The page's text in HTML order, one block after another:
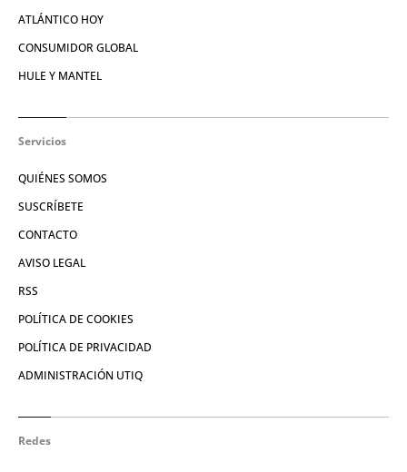
ATLÁNTICO HOY
CONSUMIDOR GLOBAL
HULE Y MANTEL
Servicios
QUIÉNES SOMOS
SUSCRÍBETE
CONTACTO
AVISO LEGAL
RSS
POLÍTICA DE COOKIES
POLÍTICA DE PRIVACIDAD
ADMINISTRACIÓN UTIQ
Redes